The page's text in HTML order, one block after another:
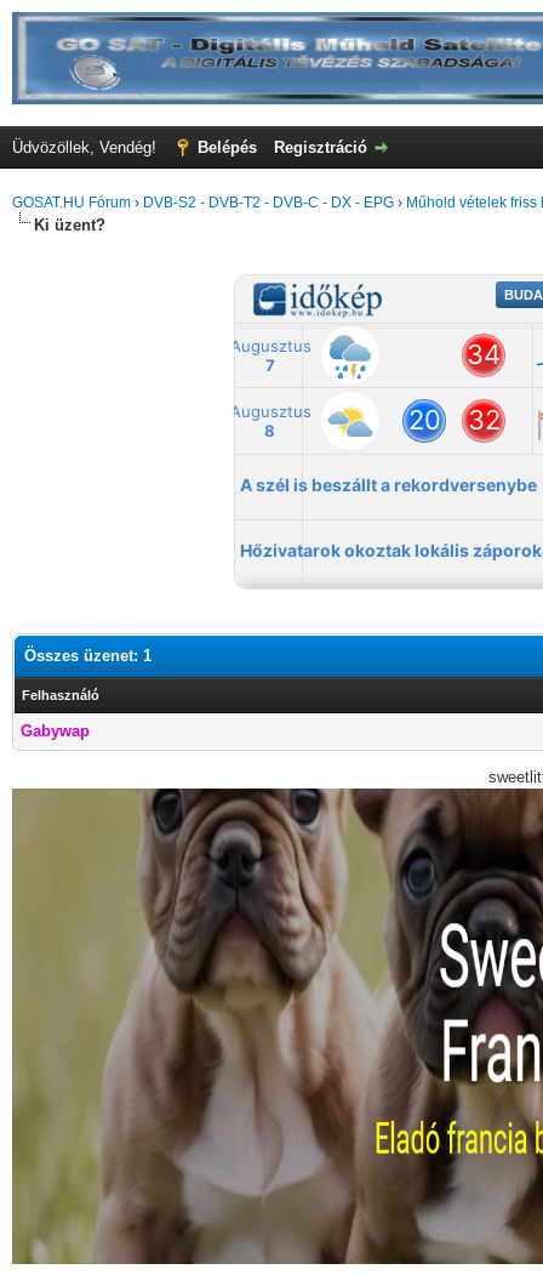
Üdvözöllek, Vendég! Belépés Regisztráció
GOSAT.HU Fórum › DVB-S2 - DVB-T2 - DVB-C - DX - EPG › Műhold vételek friss
Ki üzent?
Összes üzenet: 1
Felhasználó
Gabywap